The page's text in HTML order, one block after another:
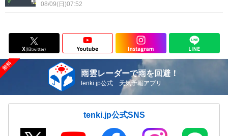
08/09(日)07:52
雨雲レーダーで雨を回避！
tenki.jp公式 天気予報アプリ
tenki.jp公式SNS